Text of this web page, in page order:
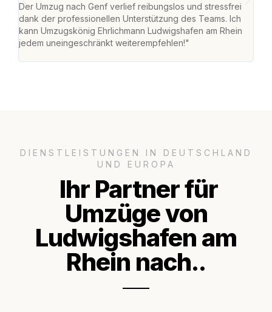
Der Umzug nach Genf verlief reibungslos und stressfrei
dank der professionellen Unterstützung des Teams. Ich
kann Umzugskönig Ehrlichmann Ludwigshafen am Rhein
jedem uneingeschränkt weiterempfehlen!"
DIENSTLEISTUNGEN IN DEUTSCHLAND
UND EUROPA
Ihr Partner für
Umzüge von
Ludwigshafen am
Rhein nach..